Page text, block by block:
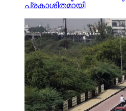
പ്രകാശിതമായി